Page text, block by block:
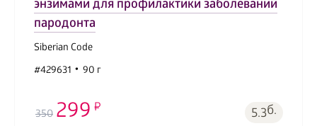
энзимами для профилактики заболеваний
пародонта
Siberian Code
#429631
90 г
350 299 5.3б.